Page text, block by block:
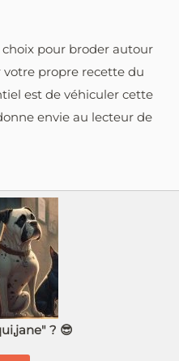
choix pour broder autour
votre propre recette du
est de véhiculer cette
envie au lecteur de
? 😎